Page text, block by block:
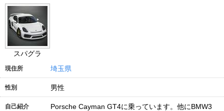
スパグラ
現住所 埼玉県
性別 男性
自己紹介
Porsche Cayman GT4に乗っています。他にBMW3